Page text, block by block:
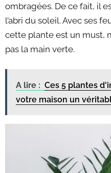
ombragées. De ce fait, il
l’abri du soleil. Avec ses
cette plante est un must,
pas la main verte.
A lire : Ces 5 plantes
votre maison un